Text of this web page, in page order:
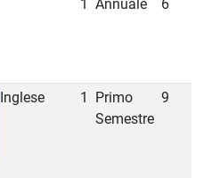
1 Annuale 6
Inglese 1
Primo
Semestre
9